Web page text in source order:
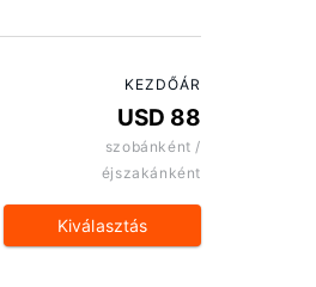
KEZDŐÁR
USD 88
szobánként /
éjszakánként
Kiválasztás